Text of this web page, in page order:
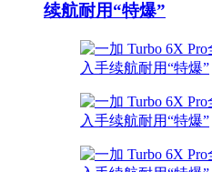
续航耐用“特爆”